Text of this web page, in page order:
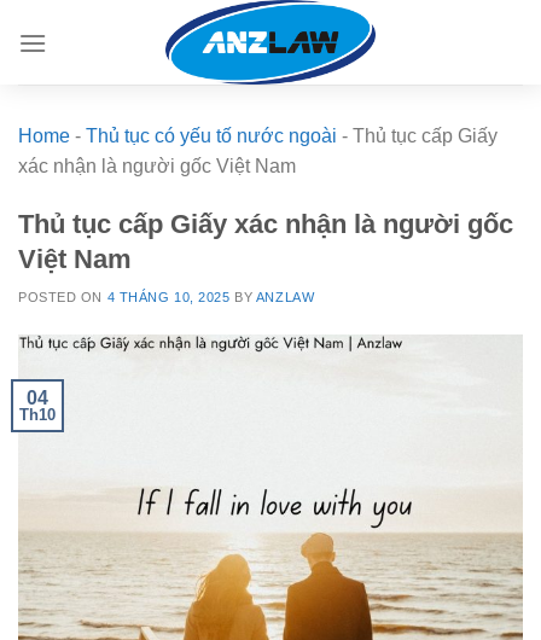
Home - Thủ tục có yếu tố nước ngoài - Thủ tục cấp Giấy
xác nhận là người gốc Việt Nam
Thủ tục cấp Giấy xác nhận là người gốc
Việt Nam
POSTED ON 4 THÁNG 10, 2025 BY ANZLAW
04
Th10